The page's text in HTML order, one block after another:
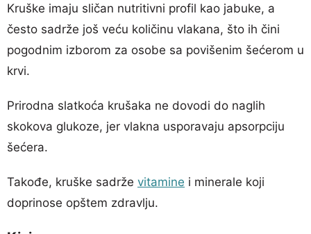
Kruške imaju sličan nutritivni profil kao jabuke, a
često sadrže još veću količinu vlakana, što ih čini
pogodnim izborom za osobe sa povišenim šećerom u
krvi.
Prirodna slatkoća krušaka ne dovodi do naglih
skokova glukoze, jer vlakna usporavaju apsorpciju
šećera.
Takođe, kruške sadrže vitamine i minerale koji
doprinose opštem zdravlju.